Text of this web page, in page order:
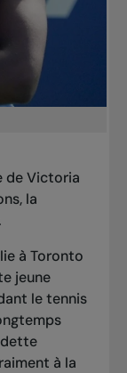
de Victoria
la
à Toronto
jeune
le tennis
à la